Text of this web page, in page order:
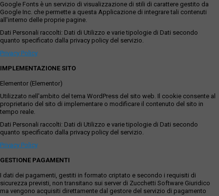
Google Fonts è un servizio di visualizzazione di stili di carattere gestito da
Google Inc. che permette a questa Applicazione di integrare tali contenuti
all'interno delle proprie pagine.
Dati Personali raccolti: Dati di Utilizzo e varie tipologie di Dati secondo
quanto specificato dalla privacy policy del servizio.
Privacy Policy
IMPLEMENTAZIONE SITO
Elementor (Elementor)
Utilizzato nell'ambito del tema WordPress del sito web. Il cookie consente al
proprietario del sito di implementare o modificare il contenuto del sito in
tempo reale.
Dati Personali raccolti: Dati di Utilizzo e varie tipologie di Dati secondo
quanto specificato dalla privacy policy del servizio.
Privacy Policy
GESTIONE PAGAMENTI
I dati dei pagamenti, gestiti in formato criptato e secondo i requisiti di
sicurezza previsti, non transitano sui server di Zucchetti Software Giuridico
ma vengono acquisiti direttamente dal gestore del servizio di pagamento